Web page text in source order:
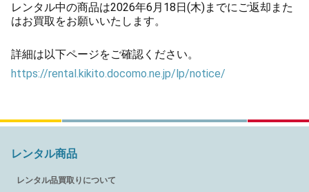
レンタル中の商品は2026年6月18日(木)までにご返却また
はお買取をお願いいたします。
詳細は以下ページをご確認ください。
https://rental.kikito.docomo.ne.jp/lp/notice/
レンタル商品
レンタル品買取りについて